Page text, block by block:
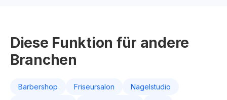
Diese Funktion für andere
Branchen
Barbershop Friseursalon
Nagelstudio